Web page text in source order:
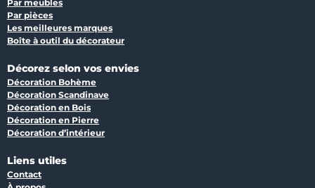
Par meubles
Par pièces
Les meilleures marques
Boîte à outil du décorateur
Décorez selon vos envies
Décoration Bohème
Décoration Scandinave
Décoration en Bois
Décoration en Pierre
Décoration d’intérieur
Liens utiles
Contact